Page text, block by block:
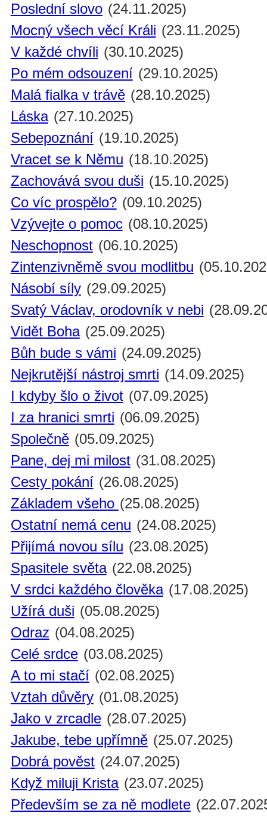
Poslední slovo (24.11.2025)
Mocný všech věcí Králi (23.11.2025)
V každé chvíli (30.10.2025)
Po mém odsouzení (29.10.2025)
Malá fialka v trávě (28.10.2025)
Láska (27.10.2025)
Sebepoznání (19.10.2025)
Vracet se k Němu (18.10.2025)
Zachovává svou duši (15.10.2025)
Co víc prospělo? (09.10.2025)
Vzývejte o pomoc (08.10.2025)
Neschopnost (06.10.2025)
Zintenzivněmě svou modlitbu
Násobí síly (29.09.2025)
Svatý Václav, orodovník v nebi
Vidět Boha (25.09.2025)
Bůh bude s vámi (24.09.2025)
Nejkrutější nástroj smrti (14.09.2025)
I kdyby šlo o život (07.09.2025)
I za hranici smrti (06.09.2025)
Společně (05.09.2025)
Pane, dej mi milost (31.08.2025)
Cesty pokání (26.08.2025)
Základem všeho (25.08.2025)
Ostatní nemá cenu (24.08.2025)
Přijímá novou sílu (23.08.2025)
Spasitele světa (22.08.2025)
V srdci každého člověka (17.08.2025)
Užírá duši (05.08.2025)
Odraz (04.08.2025)
Celé srdce (03.08.2025)
A to mi stačí (02.08.2025)
Vztah důvěry (01.08.2025)
Jako v zrcadle (28.07.2025)
Jakube, tebe upřímně (25.07.2025)
Dobrá pověst (24.07.2025)
Když miluji Krista (23.07.2025)
Především se za ně modlete